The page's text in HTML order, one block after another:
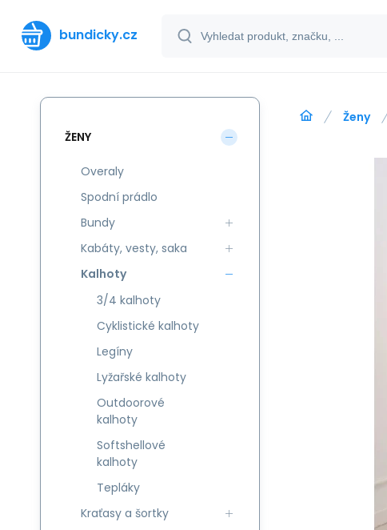
bundicky.cz
Ženy
ŽENY
Overaly
Spodní prádlo
Bundy
Kabáty, vesty, saka
Kalhoty
3/4 kalhoty
Cyklistické kalhoty
Legíny
Lyžařské kalhoty
Outdoorové
kalhoty
Softshellové
kalhoty
Tepláky
Kraťasy a šortky